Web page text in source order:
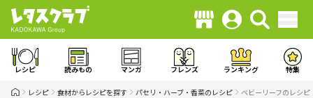
レシピ 読みもの マンガ フレンズ ランキング 特集
レシピ 食材からレシピを探す パセリ・ハーブ・香菜のレシピ ベビーリーフのレシピ